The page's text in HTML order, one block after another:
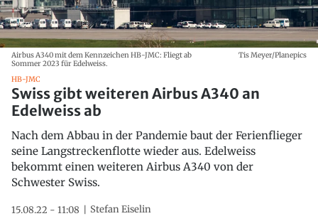
Airbus A340 mit dem Kennzeichen HB-JMC: Fliegt ab
Sommer 2023 für Edelweiss.
Tis Meyer/Planepics
HB-JMC
Swiss gibt weiteren Airbus A340 an
Edelweiss ab
Nach dem Abbau in der Pandemie baut der Ferienflieger
seine Langstreckenflotte wieder aus. Edelweiss
bekommt einen weiteren Airbus A340 von der
Schwester Swiss.
15.08.22 - 11:08 Stefan Eiselin